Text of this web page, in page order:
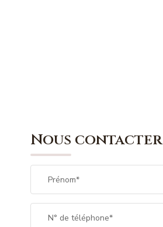
Nous contacter
Prénom*
N° de téléphone*